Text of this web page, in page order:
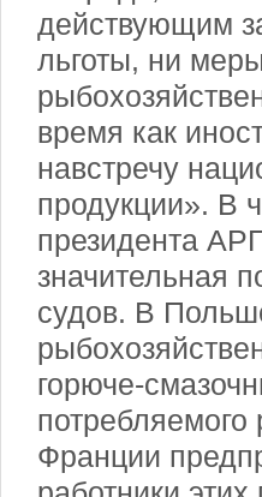
действующим
льготы, ни
время как
навстречу
продукции». В
президента
значительная
судов. В
горюче-
Франции